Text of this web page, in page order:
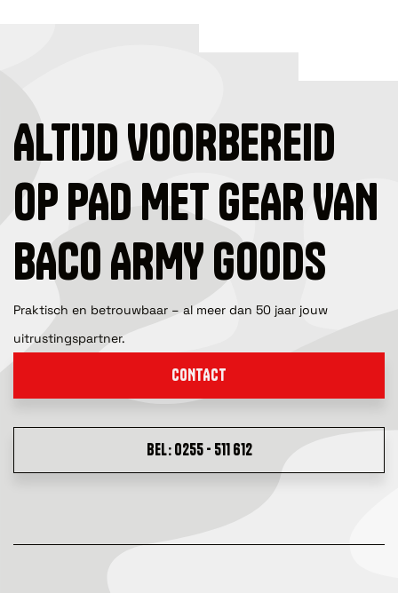
ALTIJD VOORBEREID
OP PAD MET GEAR VAN
BACO ARMY GOODS
Praktisch en betrouwbaar – al meer dan 50 jaar jouw
uitrustingspartner.
CONTACT
BEL: 0255 - 511 612